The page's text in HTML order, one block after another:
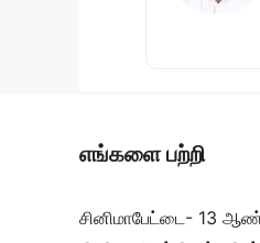
எங்களை பற்றி
சினிமாபேட்டை- 13